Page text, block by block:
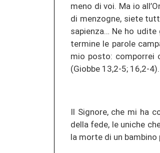
meno di voi. Ma io
di menzogne, siete
sapienza… Ne ho
termine le parole
mio posto: comporrei
(Giobbe 13,2-5; 16,2-4).
Il Signore, che mi ha
della fede, le uniche
la morte di un bambino